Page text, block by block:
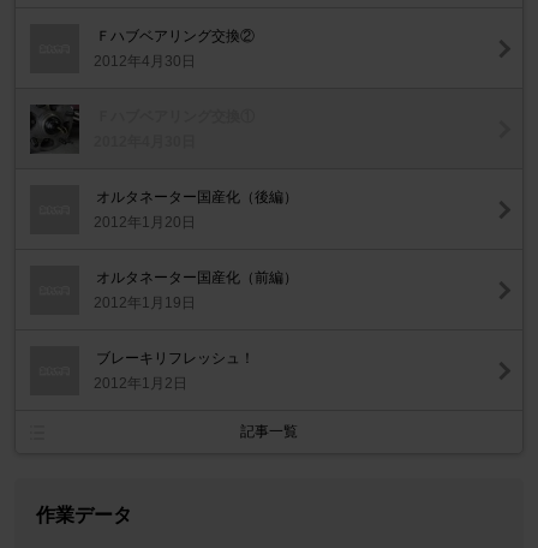
Ｆハブベアリング交換②
2012年4月30日
オルタネーター国産化（後編）
2012年1月20日
オルタネーター国産化（前編）
2012年1月19日
ブレーキリフレッシュ！
2012年1月2日
記事一覧
作業データ